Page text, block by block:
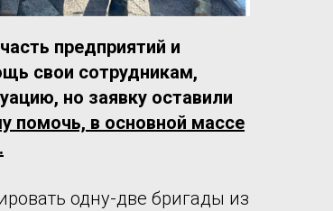
предприятий и
свои сотрудникам,
но заявку оставили
помочь, в основной массе
одну-две бригады из